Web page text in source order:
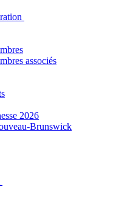
associés
2026
Brunswick